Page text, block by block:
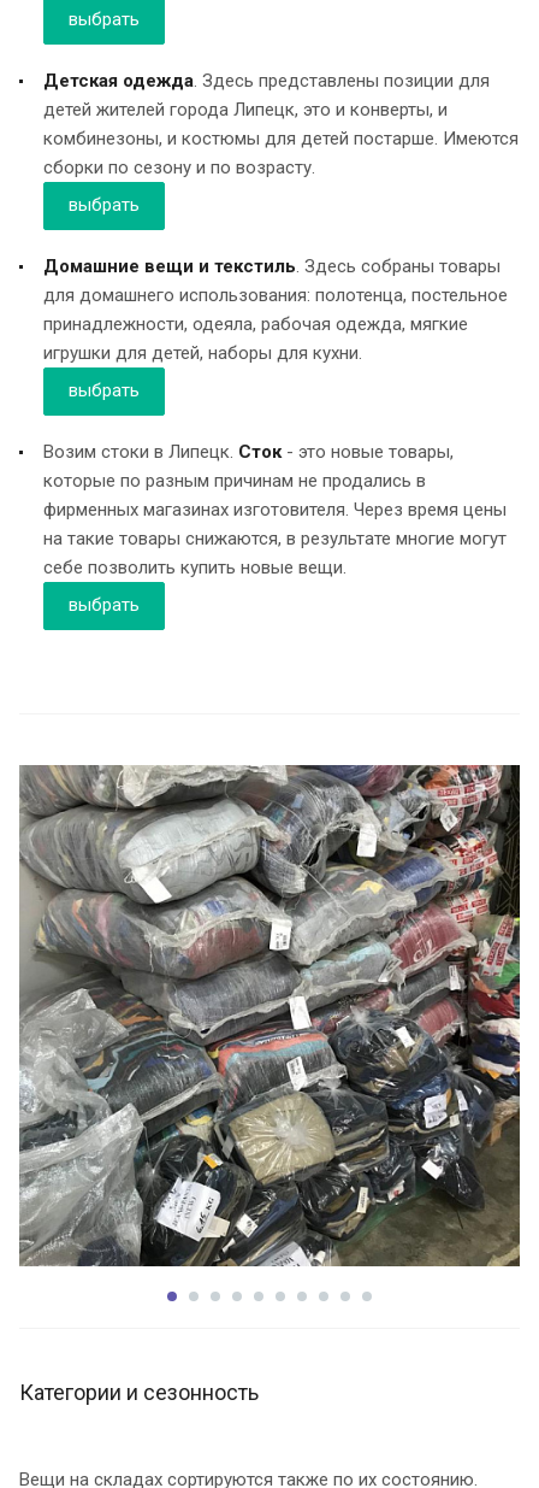
выбрать
Детская одежда. Здесь представлены позиции для
детей жителей города Липецк, это и конверты, и
комбинезоны, и костюмы для детей постарше. Имеются
сборки по сезону и по возрасту.
выбрать
Домашние вещи и текстиль. Здесь собраны товары
для домашнего использования: полотенца, постельное
принадлежности, одеяла, рабочая одежда, мягкие
игрушки для детей, наборы для кухни.
выбрать
Возим стоки в Липецк. Сток- это новые товары,
которые по разным причинам не продались в
фирменных магазинах изготовителя. Через время цены
на такие товары снижаются, в результате многие могут
себе позволить купить новые вещи.
выбрать
Категории и сезонность
Вещи на складах сортируются также по их состоянию.